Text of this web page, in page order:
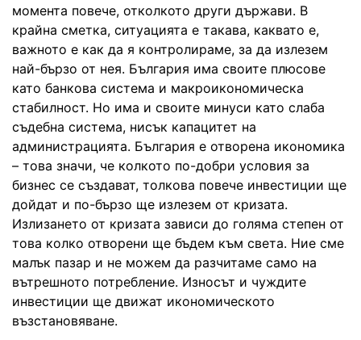
момента повече, отколкото други държави. В
крайна сметка, ситуацията е такава, каквато е,
важното е как да я контролираме, за да излезем
най-бързо от нея. България има своите плюсове
като банкова система и макроикономическа
стабилност. Но има и своите минуси като слаба
съдебна система, нисък капацитет на
администрацията. България е отворена икономика
– това значи, че колкото по-добри условия за
бизнес се създават, толкова повече инвестиции ще
дойдат и по-бързо ще излезем от кризата.
Излизането от кризата зависи до голяма степен от
това колко отворени ще бъдем към света. Ние сме
малък пазар и не можем да разчитаме само на
вътрешното потребление. Износът и чуждите
инвестиции ще движат икономическото
възстановяване.